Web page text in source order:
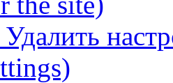
Удалить